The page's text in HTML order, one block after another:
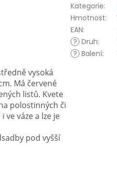
vysoká
Má červené
listů. Kvete
polostinných či
váze a lze je
pod vyšší
Kategorie:
Hmotnost:
EAN:
? Druh:
? Balení: